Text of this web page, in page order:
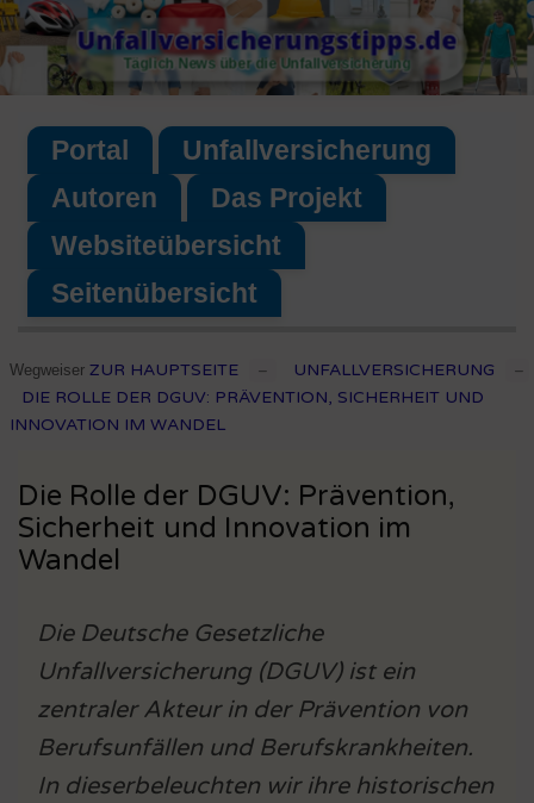
Skip
to
content
Unfallversicherungstipps.de
Täglich News über die Unfallversicherung
Portal
Unfallversicherung
Autoren
Das Projekt
Websiteübersicht
Seitenübersicht
Wegweiser ZUR HAUPTSEITE – UNFALLVERSICHERUNG –
DIE ROLLE DER DGUV: PRÄVENTION, SICHERHEIT UND
INNOVATION IM WANDEL
Die Rolle der DGUV: Prävention,
Sicherheit und Innovation im
Wandel
Die Deutsche Gesetzliche
Unfallversicherung (DGUV) ist ein
zentraler Akteur in der Prävention von
Berufsunfällen und Berufskrankheiten.
In dieserbeleuchten wir ihre historischen